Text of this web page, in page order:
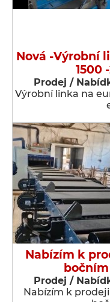
Nová -Výrobní
1500
Prodej /
Výrobní linka na
Nabízím k
Prodej /
Nabízím k